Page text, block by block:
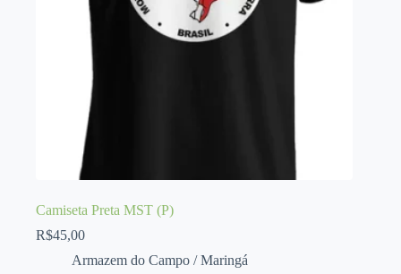
Camiseta Preta MST (P)
R$45,00
Armazem do Campo / Maringá